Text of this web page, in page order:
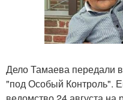
Дело Тамаева передали
"под Особый Контроль".